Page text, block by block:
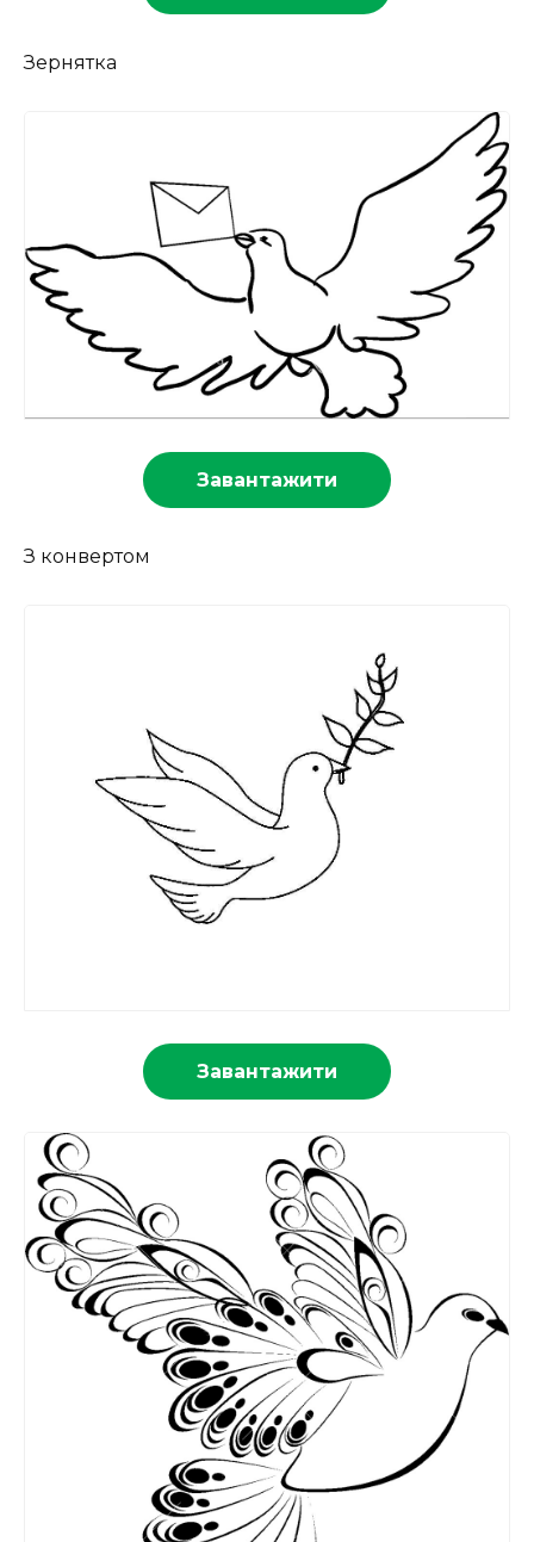
Зернятка
Завантажити
З конвертом
Завантажити